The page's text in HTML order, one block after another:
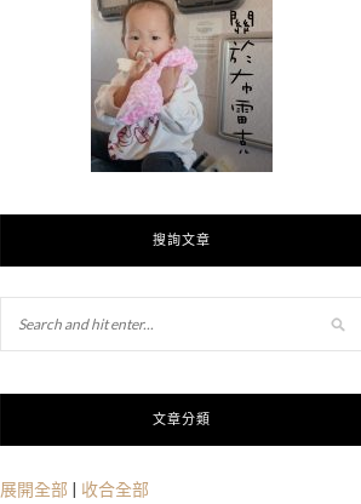
搜詢文章
文章分類
展開全部 | 收合全部